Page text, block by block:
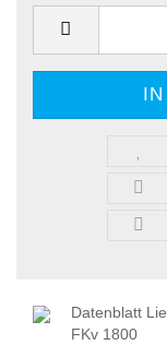
Datenblatt
FKv 1800